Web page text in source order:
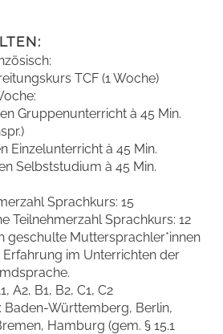
TCF (1 Woche)
Gruppenunterricht à 45 Min.
Einzelunterricht à 45 Min.
Selbststudium à 45 Min.
Sprachkurs: 15
Teilnehmerzahl Sprachkurs: 12
geschulte Muttersprachler*innen
im Unterrichten der
A2, B1, B2, C1, C2
Baden-Württemberg, Berlin,
Hamburg (gem. § 15.1